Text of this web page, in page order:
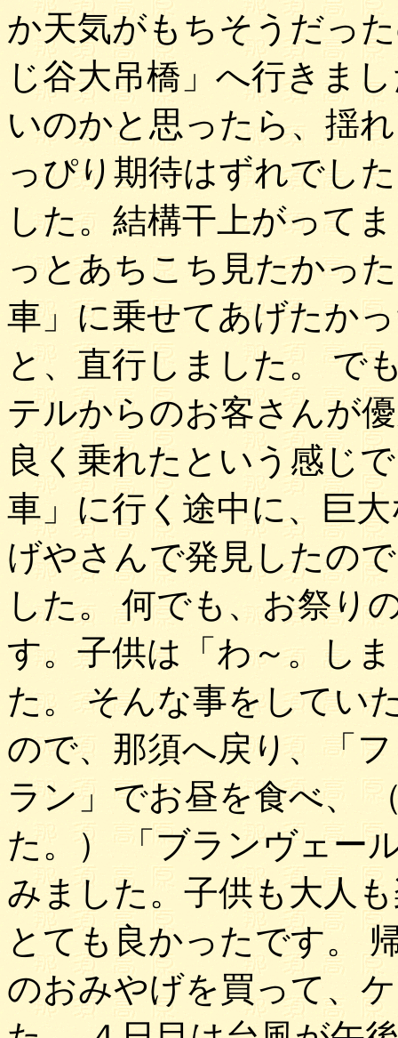
か天気がもちそうだっ
じ谷大吊橋」へ行きま
いのかと思ったら、揺
っぴり期待はずれでし
した。結構干上がって
っとあちこち見たかっ
車」に乗せてあげたか
と、直行しました。 で
テルからのお客さんが
良く乗れたという感じ
車」に行く途中に、巨
げやさんで発見したの
した。 何でも、お祭り
す。子供は「わ～。し
た。 そんな事をしてい
ので、那須へ戻り、「
ラン」でお昼を食べ、
た。） 「ブランヴェー
みました。子供も大人
とても良かったです。
のおみやげを買って、